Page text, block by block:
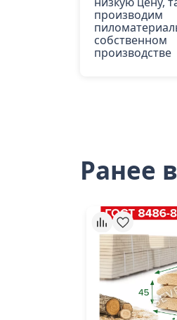
производим
собственном
производстве
Ранее